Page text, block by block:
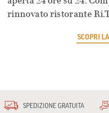
rinnovato ristorante
SCOPRI
SPEDIZIONE GRATUITA